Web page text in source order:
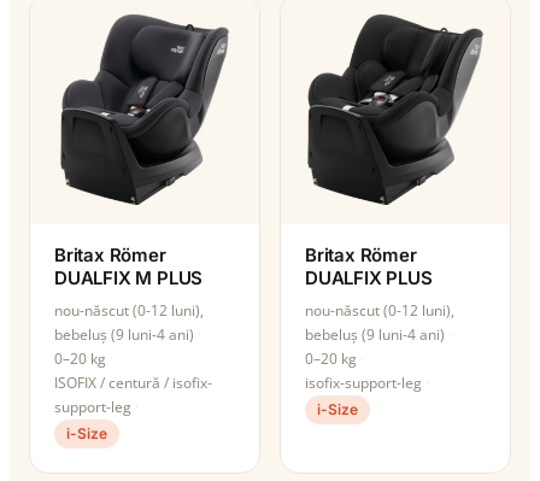
Britax Römer
DUALFIX M PLUS
nou-născut (0-12 luni),
bebeluș (9 luni-4 ani)
0–20 kg
ISOFIX / centură / isofix-
support-leg
i-Size
Britax Römer
DUALFIX PLUS
nou-născut (0-12 luni),
bebeluș (9 luni-4 ani)
0–20 kg
isofix-support-leg
i-Size